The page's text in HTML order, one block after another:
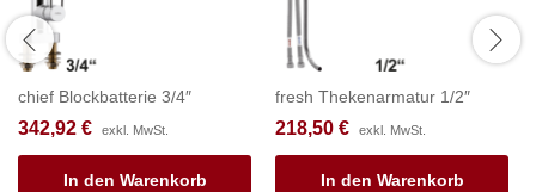
chief Blockbatterie 3/4″
342,92 € exkl. MwSt.
In den Warenkorb
fresh Thekenarmatur 1/2″
218,50 € exkl. MwSt.
In den Warenkorb